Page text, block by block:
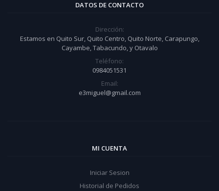
DATOS DE CONTACTO
Dirección:
Estamos en Quito Sur, Quito Centro, Quito Norte, Carapungo,
Cayambe, Tabacundo, y Otavalo
Teléfono:
0984051531
Email:
e3miguel@gmail.com
MI CUENTA
Iniciar Sesion
Historial de Pedidos